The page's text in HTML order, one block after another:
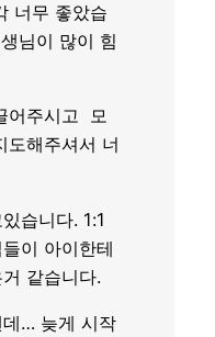
너무 좋았습
님이 많이 힘
어주시고 모
도해주셔서 너
습니다. 1:1
이 아이한테
같습니다.
데… 늦게 시작